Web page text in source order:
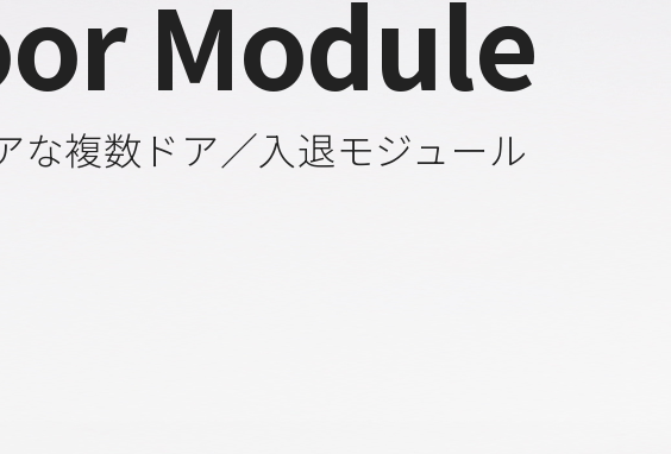
Module
な複数ドア／入退モジュール